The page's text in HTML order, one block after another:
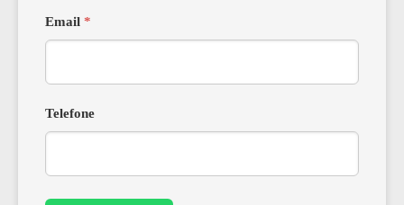
Email *
Telefone